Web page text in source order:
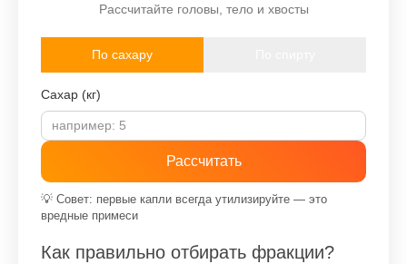
Рассчитайте головы, тело и хвосты
По сахару
Сахар (кг)
Рассчитать
💡 Совет: первые капли всегда утилизируйте — это
вредные примеси
Как правильно отбирать фракции?